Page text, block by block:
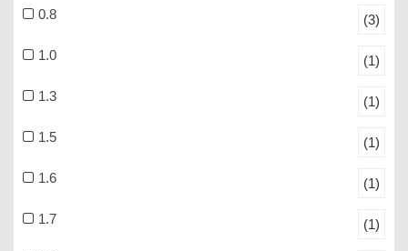
0.8 (3)
1.0 (1)
1.3 (1)
1.5 (1)
1.6 (1)
1.7 (1)